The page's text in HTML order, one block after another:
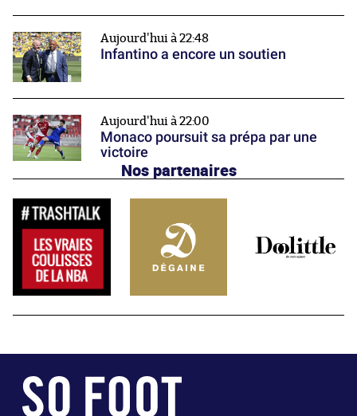
Aujourd'hui à 22:48
Infantino a encore un soutien
Aujourd'hui à 22:00
Monaco poursuit sa prépa par une
victoire
Nos partenaires